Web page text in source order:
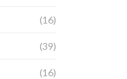
(16)
(39)
(16)